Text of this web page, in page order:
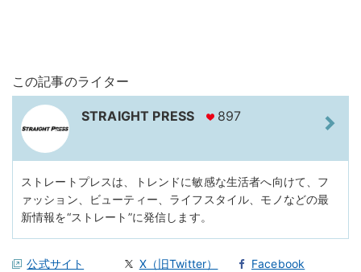
この記事のライター
STRAIGHT PRESS 897
ストレートプレスは、トレンドに敏感な生活者へ向けて、フ
ァッション、ビューティー、ライフスタイル、モノなどの最
新情報を“ストレート”に発信します。
公式サイト X（旧Twitter） Facebook